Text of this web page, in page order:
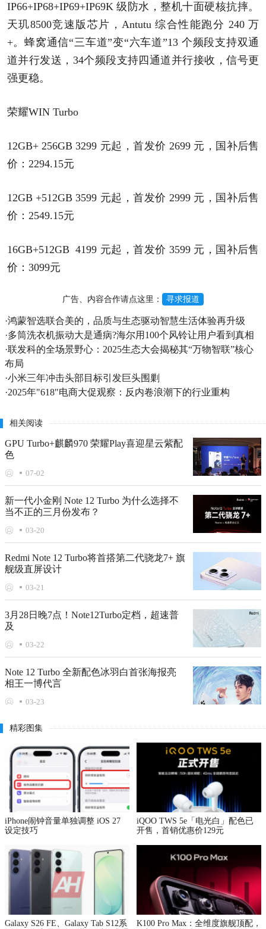
IP66+IP68+IP69+IP69K 级防水，整机十面硬核抗摔。
天玑8500竞速版芯片，Antutu 综合性能跑分 240 万
+。蜂窝通信“三车道”变“六车道”13 个频段支持双通
道并行发送，34个频段支持四通道并行接收，信号更
强更稳。
荣耀WIN Turbo
12GB+ 256GB 3299 元起，首发价 2699 元，国补后售
价：2294.15元
12GB +512GB 3599 元起，首发价 2999 元，国补后售
价：2549.15元
16GB+512GB 4199 元起，首发价 3599 元，国补后售
价：3099元
广告、内容合作请点这里： 寻求报道
·鸿蒙智选联合美的，品质与生态驱动智慧生活体验再升级
·多筒洗衣机振动大是通病?海尔用100个风铃让用户看到真相
·联发科的全场景野心：2025生态大会揭秘其“万物智联”核心
布局
·小米三年冲击头部目标引发巨头围剿
·2025年"618"电商大促观察：反内卷浪潮下的行业重构
相关阅读
GPU Turbo+麒麟970 荣耀Play喜迎星云紫配
色
07-02
新一代小金刚 Note 12 Turbo 为什么选择不
当不正的三月份发布？
03-20
Redmi Note 12 Turbo将首搭第二代骁龙7+ 旗
舰级直屏设计
03-21
3月28日晚7点！Note12Turbo定档，超速普
及
03-22
Note 12 Turbo 全新配色冰羽白首张海报亮
相王一博代言
03-23
精彩图集
iPhone闹钟音量单独调整 iOS 27
设定技巧
iQOO TWS 5e「电光白」配色已
开售，首销优惠价129元
Galaxy S26 FE、Galaxy Tab S12系
K100 Pro Max：全维度旗舰顶配，